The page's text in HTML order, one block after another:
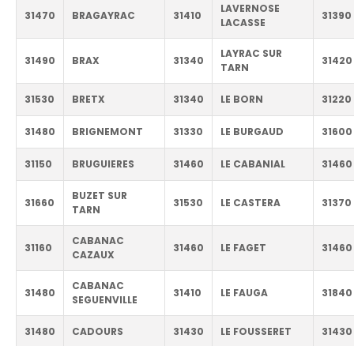
31470 BRAGAYRAC 31410
LAVERNOSE
LACASSE
31390
31490 BRAX 31340
LAYRAC SUR
TARN
31420
31530 BRETX 31340 LE BORN 31220
31480 BRIGNEMONT 31330 LE BURGAUD 31600
31150 BRUGUIERES 31460 LE CABANIAL 31460
31660
BUZET SUR
TARN
31530 LE CASTERA 31370
31160
CABANAC
CAZAUX
31460 LE FAGET 31460
31480
CABANAC
SEGUENVILLE
31410 LE FAUGA 31840
31480 CADOURS 31430 LE FOUSSERET 31430